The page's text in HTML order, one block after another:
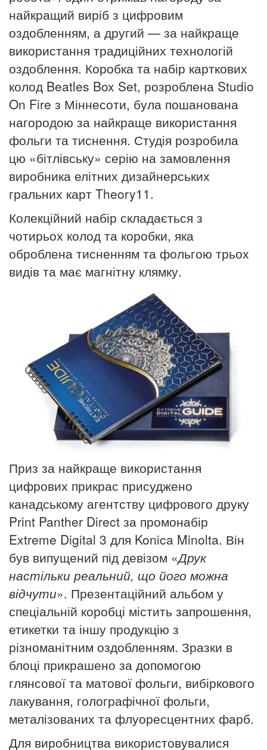
найкращий виріб з цифровим
оздобленням, а другий — за найкраще
використання традиційних технологій
оздоблення. Коробка та набір карткових
колод Beatles Box Set, розроблена Studio
On Fire з Міннесоти, була пошанована
нагородою за найкраще використання
фольги та тиснення. Студія розробила
цю «бітлівську» серію на замовлення
виробника елітних дизайнерських
гральних карт Theory11.
Колекційний набір складається з
чотирьох колод та коробки, яка
оброблена тисненням та фольгою трьох
видів та має магнітну клямку.
Приз за найкраще використання
цифрових прикрас присуджено
канадському агентству цифрового друку
Print Panther Direct за промонабір
Extreme Digital 3 для Konica Minolta. Він
був випущений під девізом «Друк
настільки реальний, що його можна
відчути». Презентаційний альбом у
спеціальній коробці містить запрошення,
етикетки та іншу продукцію з
різноманітним оздобленням. Зразки в
блоці прикрашено за допомогою
глянсової та матової фольги, вибіркового
лакування, голографічної фольги,
металізованих та флуоресцентних фарб.
Для виробництва використовувалися